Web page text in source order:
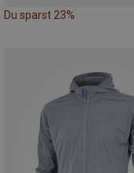
Du sparst 23%